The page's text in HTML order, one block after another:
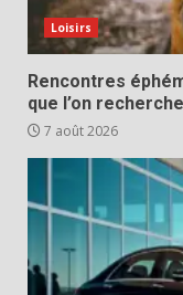
Loisirs
Rencontres
que l’on
7 août 2026